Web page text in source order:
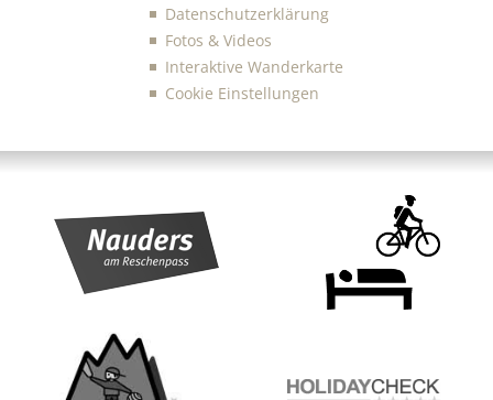
Datenschutzerklärung
Fotos & Videos
Interaktive Wanderkarte
Cookie Einstellungen